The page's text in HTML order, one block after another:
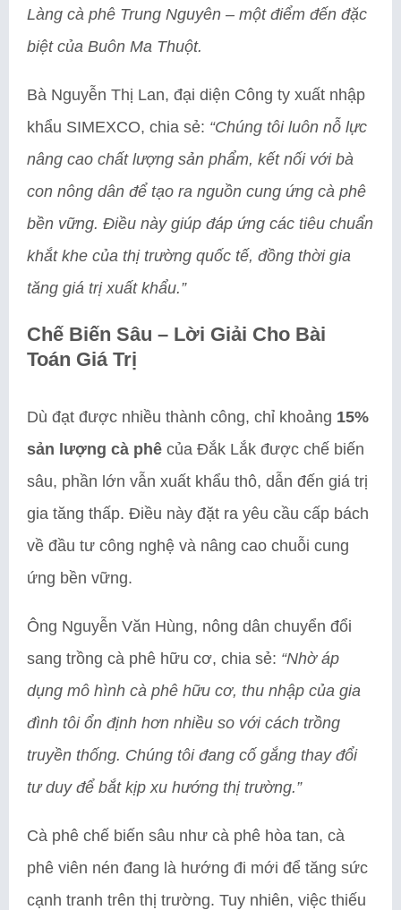
Làng cà phê Trung Nguyên – một điểm đến đặc
biệt của Buôn Ma Thuột.
Bà Nguyễn Thị Lan, đại diện Công ty xuất nhập
khẩu SIMEXCO, chia sẻ: “Chúng tôi luôn nỗ lực
nâng cao chất lượng sản phẩm, kết nối với bà
con nông dân để tạo ra nguồn cung ứng cà phê
bền vững. Điều này giúp đáp ứng các tiêu chuẩn
khắt khe của thị trường quốc tế, đồng thời gia
tăng giá trị xuất khẩu.”
Chế Biến Sâu – Lời Giải Cho Bài
Toán Giá Trị
Dù đạt được nhiều thành công, chỉ khoảng 15%
sản lượng cà phê của Đắk Lắk được chế biến
sâu, phần lớn vẫn xuất khẩu thô, dẫn đến giá trị
gia tăng thấp. Điều này đặt ra yêu cầu cấp bách
về đầu tư công nghệ và nâng cao chuỗi cung
ứng bền vững.
Ông Nguyễn Văn Hùng, nông dân chuyển đổi
sang trồng cà phê hữu cơ, chia sẻ: “Nhờ áp
dụng mô hình cà phê hữu cơ, thu nhập của gia
đình tôi ổn định hơn nhiều so với cách trồng
truyền thống. Chúng tôi đang cố gắng thay đổi
tư duy để bắt kịp xu hướng thị trường.”
Cà phê chế biến sâu như cà phê hòa tan, cà
phê viên nén đang là hướng đi mới để tăng sức
cạnh tranh trên thị trường. Tuy nhiên, việc thiếu